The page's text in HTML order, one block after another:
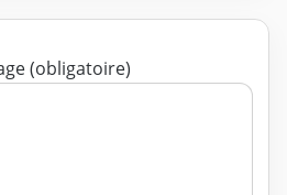
Texte de votre message (obligatoire)